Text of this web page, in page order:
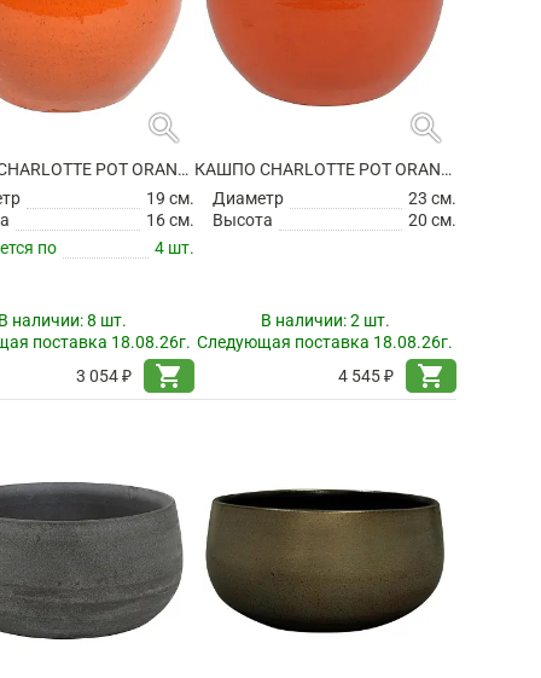
search
КАШПО CHARLOTTE POT ORANGE
19 см.
16 см.
по
4 шт.
наличии:8 шт.
поставка 18.08.26г.
3 054 ₽
shopping_cart
search
КАШПО CHARLOTTE POT ORANGE
Диаметр
23 см.
Высота
20 см.
В наличии:2 шт.
Следующая поставка 18.08.26г.
4 545 ₽
shopping_cart